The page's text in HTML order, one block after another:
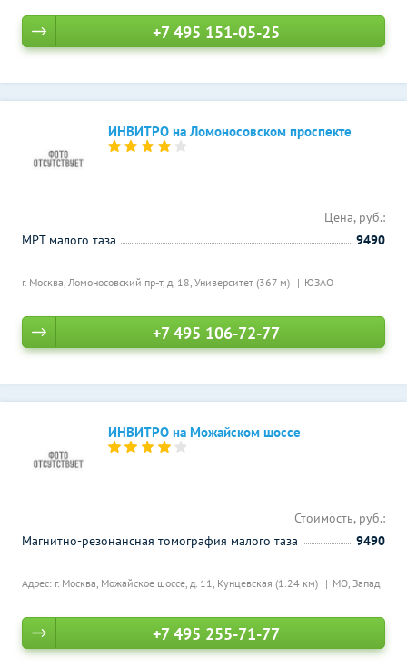
+7 495 151-05-25
ИНВИТРО на Ломоносовском проспекте
г. Москва, Ломоносовский пр-т, д. 18, Университет (367 м) ЮЗАО
Цена, руб.:
МРТ малого таза
9490
+7 495 106-72-77
ИНВИТРО на Можайском шоссе
Адрес: г. Москва, Можайское шоссе, д. 11, Кунцевская (1.24 км) МО, Запад
Стоимость, руб.:
Магнитно-резонансная томография малого таза
9490
+7 495 255-71-77